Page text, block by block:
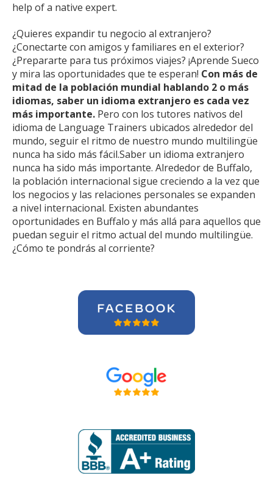
help of a native expert.
¿Quieres expandir tu negocio al extranjero?
¿Conectarte con amigos y familiares en el exterior?
¿Prepararte para tus próximos viajes? ¡Aprende Sueco
y mira las oportunidades que te esperan! Con más de
mitad de la población mundial hablando 2 o más
idiomas, saber un idioma extranjero es cada vez
más importante. Pero con los tutores nativos del
idioma de Language Trainers ubicados alrededor del
mundo, seguir el ritmo de nuestro mundo multilingüe
nunca ha sido más fácil.Saber un idioma extranjero
nunca ha sido más importante. Alrededor de Buffalo,
la población internacional sigue creciendo a la vez que
los negocios y las relaciones personales se expanden
a nivel internacional. Existen abundantes
oportunidades en Buffalo y más allá para aquellos que
puedan seguir el ritmo actual del mundo multilingüe.
¿Cómo te pondrás al corriente?